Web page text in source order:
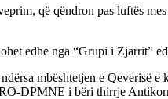
që qëndron pas luftës
edhe nga “Grupi i Zjarrit”
mbështetjen e Qeverisë e
DPMNE i bëri thirrje